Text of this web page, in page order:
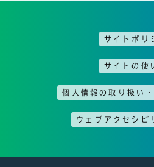
サイトポリ
サイトの使
個人情報の取り扱い
ウェブアクセシビ